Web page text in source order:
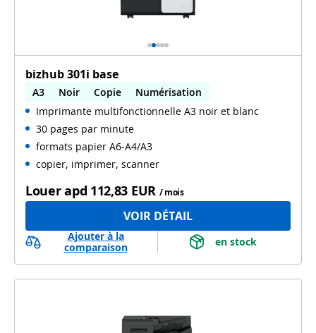
bizhub 301i base
A3 Noir Copie
Numérisation
Impression automatique recto verso
Numérisation automatique recto verso
Imprimante multifonctionnelle A3 noir et blanc
30 pages par minute
formats papier A6-A4/A3
copier, imprimer, scanner
Louer apd 112,83 EUR / mois
VOIR DÉTAIL
Ajouter à la
comparaison
en stock